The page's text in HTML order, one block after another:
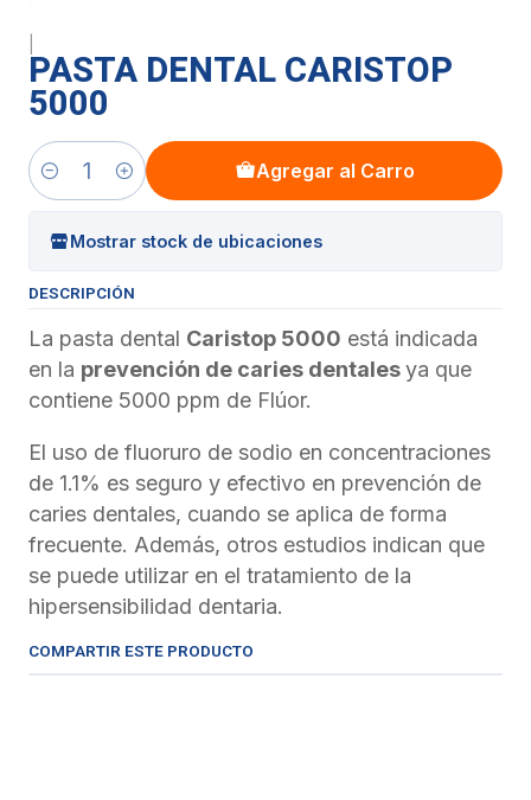
PASTA DENTAL CARISTOP
5000
Cantidad
Agregar al Carro
Mostrar stock de ubicaciones
DESCRIPCIÓN
La pasta dental Caristop 5000 está indicada
en la prevención de caries dentalesya que
contiene 5000 ppm de Flúor.
El uso de fluoruro de sodio en concentraciones
de 1.1% es seguro y efectivo en prevención de
caries dentales, cuando se aplica de forma
frecuente. Además, otros estudios indican que
se puede utilizar en el tratamiento de la
hipersensibilidad dentaria.
COMPARTIR ESTE PRODUCTO